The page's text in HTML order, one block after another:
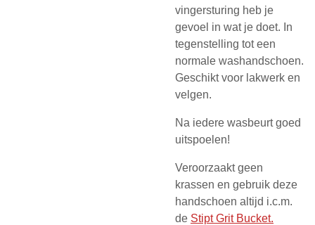
vingersturing heb je
gevoel in wat je doet. In
tegenstelling tot een
normale washandschoen.
Geschikt voor lakwerk en
velgen.
Na iedere wasbeurt goed
uitspoelen!
Veroorzaakt geen
krassen en gebruik deze
handschoen altijd i.c.m.
de Stipt Grit Bucket.